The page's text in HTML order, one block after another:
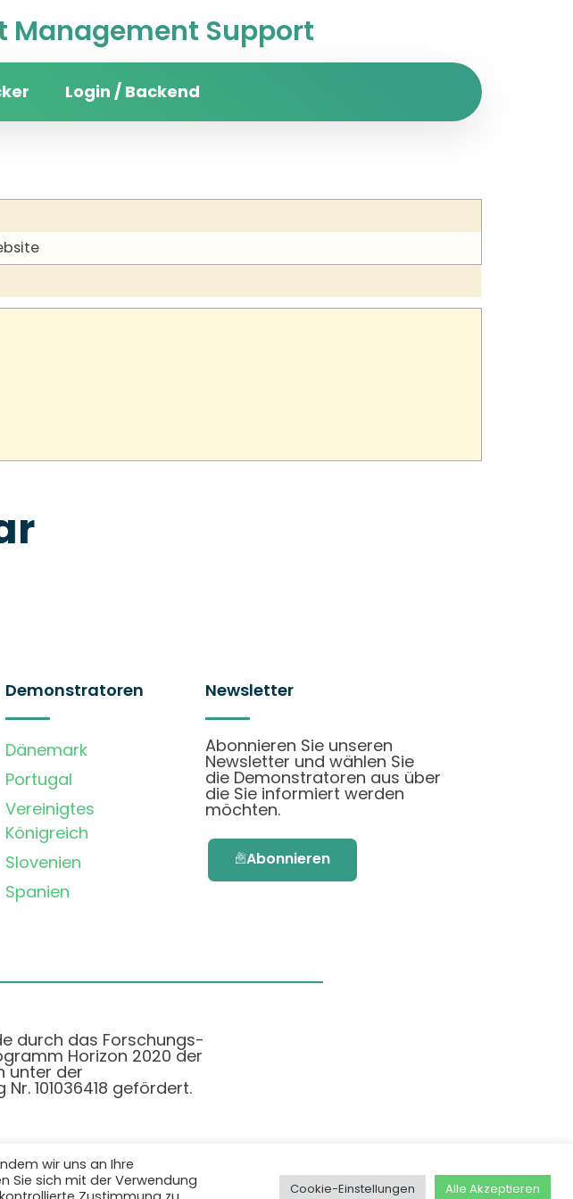
Management Support
Login / Backend
Demonstratoren
Dänemark
Portugal
Vereinigtes
Königreich
Slovenien
Spanien
Newsletter
Abonnieren Sie unseren
Newsletter und wählen Sie
die Demonstratoren aus über
die Sie informiert werden
möchten.
Abonnieren
durch das Forschungs-
Horizon 2020 der
unter der
101036418 gefördert.
|Cookie-Richtlinie
wir uns an Ihre
Sie sich mit der Verwendung
Cookie-Einstellungen Alle Akzeptieren